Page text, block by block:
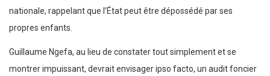
nationale, rappelant que l’État peut être dépossédé par ses
propres enfants.
Guillaume Ngefa, au lieu de constater tout simplement et se
montrer impuissant, devrait envisager ipso facto, un audit foncier